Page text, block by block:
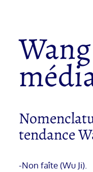
tendance
-Non faîte (Wu Ji).